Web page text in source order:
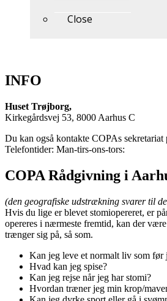
Close
INFO
Huset Trøjborg,
Kirkegårdsvej 53, 8000 Aarhus C
Du kan også kontakte COPAs
Telefontider: Man-tirs-ons-tors:
COPA Rådgivning i
(den geografiske udstrækning svarer til
Hvis du lige er blevet stomiopereret, er
opereres i nærmeste fremtid, kan der
trænger sig på, så som.
Kan jeg leve et normalt liv som før
Hvad kan jeg spise?
Kan jeg rejse når jeg har stomi?
Hvordan træner jeg min krop/